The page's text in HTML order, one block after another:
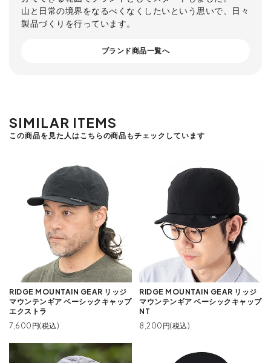
山と日常の境界をなるべくなくしたいという思いで、日々
製品づくりを行っています。
ブランド商品一覧へ
SIMILAR ITEMS
この商品を見た人はこちらの商品もチェックしています
RIDGE MOUNTAIN GEAR リッジ
マウンテンギア ベーシックキャップ
エクストラ
7,600円(税込)
RIDGE MOUNTAIN GEAR リッジ
マウンテンギア ベーシックキャップ
NT
8,200円(税込)